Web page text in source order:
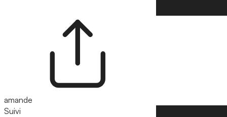
amande
Suivi